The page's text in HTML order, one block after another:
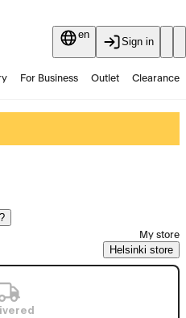
en
Sign in
For Business Outlet Clearance
?
My store
Helsinki store